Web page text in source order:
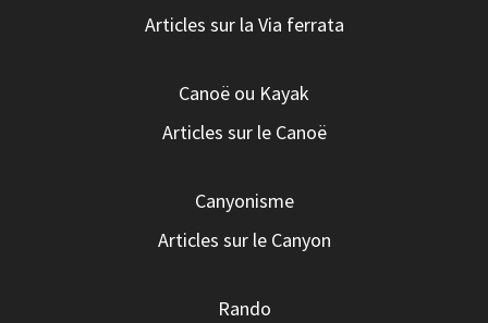
Articles sur la Via ferrata
Canoë ou Kayak
Articles sur le Canoë
Canyonisme
Articles sur le Canyon
Rando